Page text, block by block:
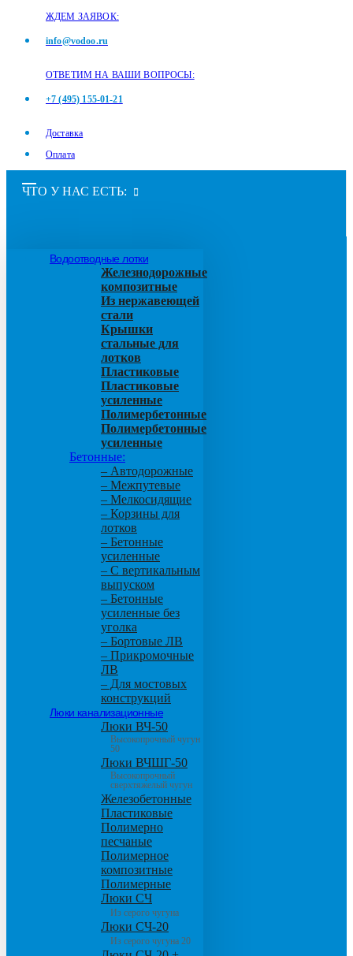
ЖДЕМ ЗАЯВОК:
info@vodoo.ru
ОТВЕТИМ НА ВАШИ ВОПРОСЫ:
+7 (495) 155-01-21
Доставка
Оплата
ЧТО У НАС ЕСТЬ:
Водоотводные лотки
Железнодорожные
композитные
Из нержавеющей
стали
Крышки
стальные для
лотков
Пластиковые
Пластиковые
усиленные
Полимербетонные
Полимербетонные
усиленные
Бетонные:
– Автодорожные
– Межпутевые
– Мелкосидящие
– Корзины для
лотков
– Бетонные
усиленные
– С вертикальным
выпуском
– Бетонные
усиленные без
уголка
– Бортовые ЛВ
– Прикромочные
ЛВ
– Для мостовых
конструкций
Люки канализационные
Люки ВЧ-50
Высокопрочный чугун
50
Люки ВЧШГ-50
Высокопрочный
сверхтяжелый чугун
Железобетонные
Пластиковые
Полимерно
песчаные
Полимерное
композитные
Полимерные
Люки СЧ
Из серого чугуна
Люки СЧ-20
Из серого чугуна 20